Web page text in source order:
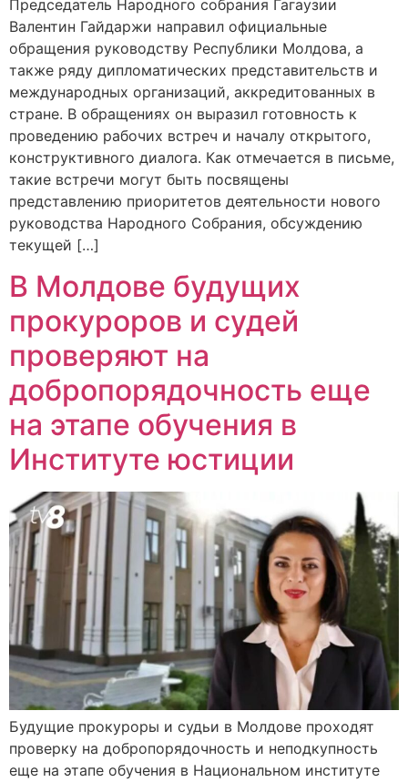
Председатель Народного cобрания Гагаузии
Валентин Гайдаржи направил официальные
обращения руководству Республики Молдова, а
также ряду дипломатических представительств и
международных организаций, аккредитованных в
стране. В обращениях он выразил готовность к
проведению рабочих встреч и началу открытого,
конструктивного диалога. Как отмечается в письме,
такие встречи могут быть посвящены
представлению приоритетов деятельности нового
руководства Народного Собрания, обсуждению
текущей […]
В Молдове будущих
прокуроров и судей
проверяют на
добропорядочность еще
на этапе обучения в
Институте юстиции
Будущие прокуроры и судьи в Молдове проходят
проверку на добропорядочность и неподкупность
еще на этапе обучения в Национальном институте